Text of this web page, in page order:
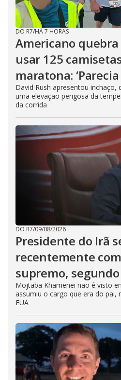
DO R7/HÁ 7 HORAS
Americano
usar 125
maratona:
David Rush apresentou inchaço,
uma elevação perigosa da
da corrida
DO R7/09/08/2026
Presidente do Irã
recentemente
supremo,
Mojtaba Khamenei não é visto
assumiu o cargo que era do pai,
EUA